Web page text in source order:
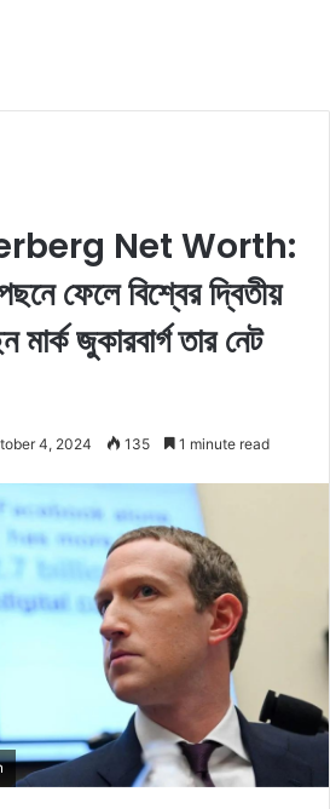
Net Worth:
ফেলে বিশ্বের দ্বিতীয়
জুকারবার্গ তার নেট
4, 2024 135 1 minute read